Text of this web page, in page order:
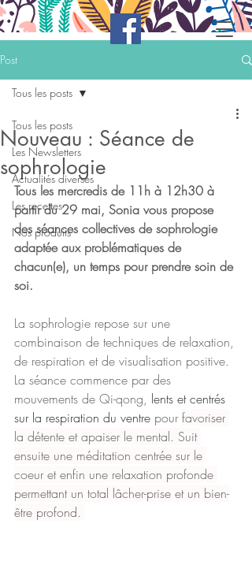
Post
Tous les posts
Les Newsletters
Actualités diverses
Les recettes
Nos produits
Tous les posts
Nouveau : Séance de
sophrologie
Tous les mercredis de 11h à 12h30 à
partir du 29 mai, Sonia vous propose
des séances collectives de sophrologie
adaptée aux problématiques de
chacun(e), un temps pour prendre soin de
soi.
La sophrologie repose sur une
combinaison de techniques de relaxation,
de respiration et de visualisation positive.
La séance commence par des
mouvements de Qi-qong, lents et centrés
sur la respiration du ventre pour favoriser
la détente et apaiser le mental. Suit
ensuite une méditation centrée sur le
coeur et enfin une relaxation profonde
permettant un total lâcher-prise et un bien-
être profond.